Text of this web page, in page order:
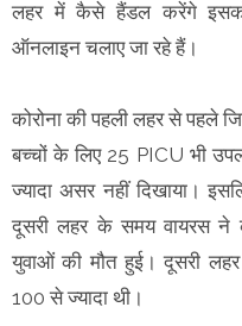
लहर में कैसे हैंडल करेंगे इसको
ऑनलाइन चलाए जा रहे हैं।
कोरोना की पहली लहर से
बच्चों के लिए 25 PICU भी
ज्यादा असर नहीं दिखाया।
दूसरी लहर के समय वायरस ने
युवाओं की मौत हुई। दूसरी
100 से ज्यादा थी।